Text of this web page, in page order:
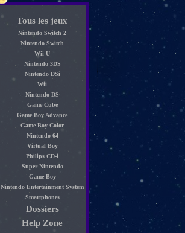
Tous les jeux
Nintendo Switch 2
Nintendo Switch
Wii U
Nintendo 3DS
Nintendo DSi
Wii
Nintendo DS
Game Cube
Game Boy Advance
Game Boy Color
Nintendo 64
Virtual Boy
Philips CD-i
Super Nintendo
Game Boy
Nintendo Entertainment System
Smartphones
Dossiers
Help Zone